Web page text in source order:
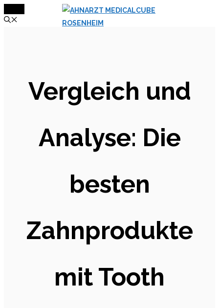
Inhalt
Vergleich und
Analyse: Die
besten
Zahnprodukte
mit Tooth